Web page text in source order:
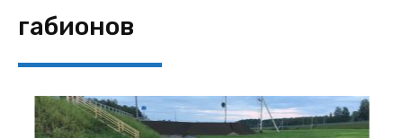
габионов